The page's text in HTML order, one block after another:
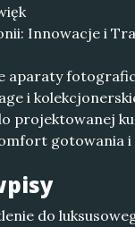
Innowacje i
aparaty
i
projektowanej
gotowania i
do